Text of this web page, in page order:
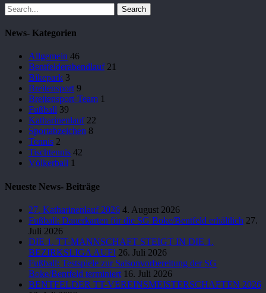
Search
News- Kategorien
Allgemein 46
Bentfelderabendlauf 21
Bikepark 3
Breitensport 9
Breitensport-Team 1
Fußball 39
Katharinenlauf 22
Sportabzeichen 8
Tennis 2
Tischtennis 42
Völkerball 1
Neueste News- Beiträge
27. Katharinenlauf 2026 4. August 2026
Fußball: Dauerkarten für die SG Boke/Bentfeld erhältlich 27.
Juli 2026
DIE 1. TT-MANNSCHAFT STEIGT IN DIE 1.
BEZIRKSLIGA AUF! 26. Juli 2026
Fußball: Testspiele zur Saisonvorbereitung der SG
Boke/Bentfeld terminiert 16. Juli 2026
BENTFELDER TT-VEREINSMEISTERSCHAFTEN 2026